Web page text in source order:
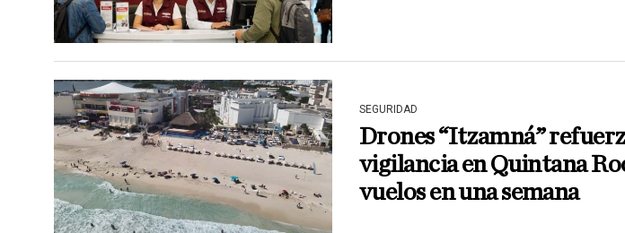
SEGURIDAD
Drones “Itzamná”
vigilancia en Quintana
vuelos en una semana